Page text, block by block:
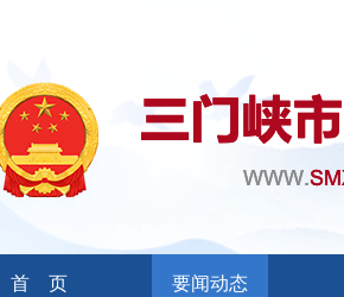
首 页 要闻动态